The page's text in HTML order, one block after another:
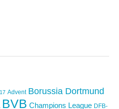
Advent Borussia Dortmund
BVB Champions League DFB-